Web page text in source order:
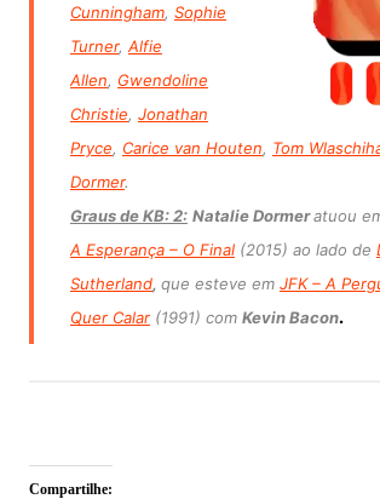
Cunningham, Sophie
Turner, Alfie
Allen, Gwendoline
Christie, Jonathan
Pryce, Carice van Houten, Tom
Dormer.
Graus de KB: 2: Natalie Dormeratuou
A Esperança – O Final(2015) ao lado de
Sutherland, que esteve em JFK – A
Quer Calar(1991) com Kevin Bacon.
Compartilhe: